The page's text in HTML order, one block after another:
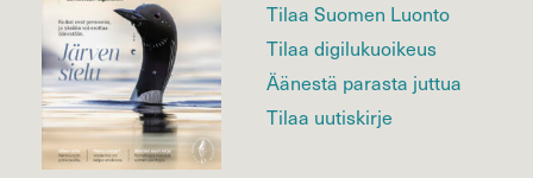
Tilaa Suomen Luonto
Tilaa digilukuoikeus
Äänestä parasta juttua
Tilaa uutiskirje